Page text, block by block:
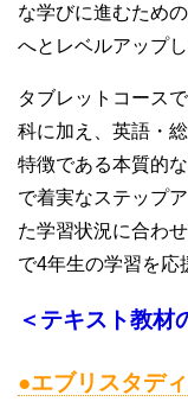
な学びに進むため
へとレベルアップ
タブレットコース
科に加え、英語・
特徴である本質的
で着実なステップ
た学習状況に合わ
で4年生の学習を応
＜テキスト教材
●エブリスタディ